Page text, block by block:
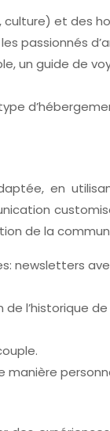
et des
passionnés
un guide de
en
de la
newsletters
l’historique
manière